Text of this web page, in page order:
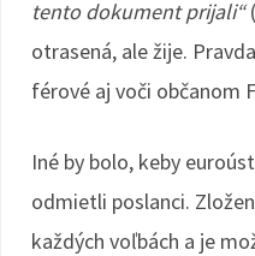
tento dokument prijali“
otrasená, ale žije.
férové aj voči občanom
Iné by bolo, keby
odmietli poslanci.
každých voľbách a je